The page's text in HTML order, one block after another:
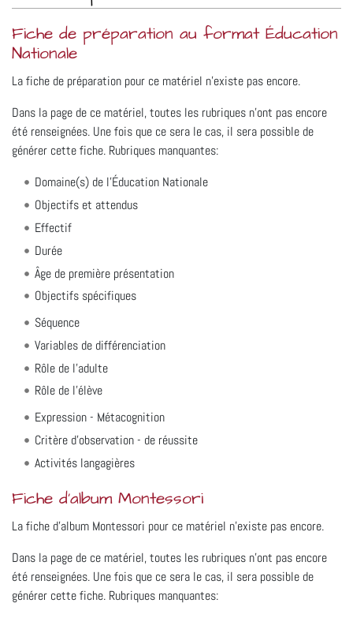
Fiche de préparation au format Éducation
Nationale
La fiche de préparation pour ce matériel n'existe pas encore.
Dans la page de ce matériel, toutes les rubriques n'ont pas encore
été renseignées. Une fois que ce sera le cas, il sera possible de
générer cette fiche. Rubriques manquantes:
Domaine(s) de l'Éducation Nationale
Objectifs et attendus
Effectif
Durée
Âge de première présentation
Objectifs spécifiques
Séquence
Variables de différenciation
Rôle de l'adulte
Rôle de l'élève
Expression - Métacognition
Critère d'observation - de réussite
Activités langagières
Fiche d'album Montessori
La fiche d'album Montessori pour ce matériel n'existe pas encore.
Dans la page de ce matériel, toutes les rubriques n'ont pas encore
été renseignées. Une fois que ce sera le cas, il sera possible de
générer cette fiche. Rubriques manquantes: